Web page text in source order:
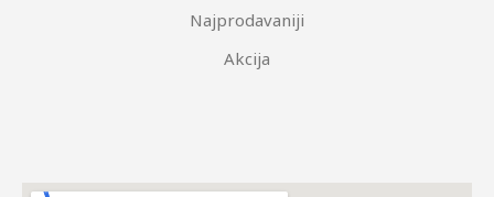
Najprodavaniji
Akcija